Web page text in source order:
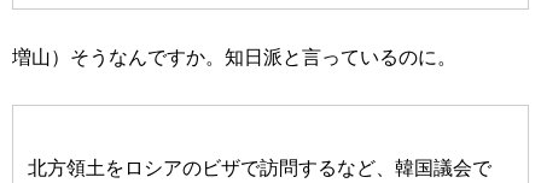
増山）そうなんですか。知日派と言っているのに。
北方領土をロシアのビザで訪問するなど、韓国議会で